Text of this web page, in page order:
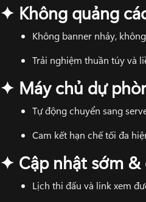
✦ Không quảng
Không banner nhảy,
Trải nghiệm thuần túy và
✦ Máy chủ dự
Tự động chuyển sang
Cam kết hạn chế tối đa
✦ Cập nhật sớm &
Lịch thi đấu và link xem